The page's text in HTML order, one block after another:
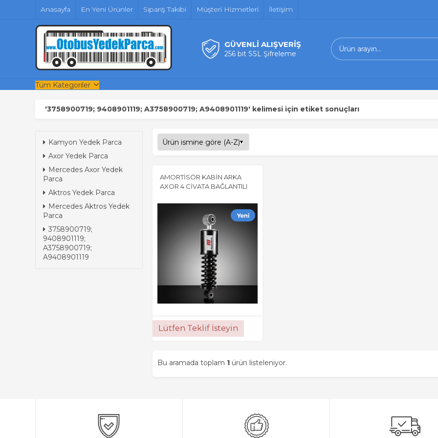
Anasayfa En Yeni Ürünler Sipariş Takibi Müşteri Hizmetleri İletişim
GÜVENLİ ALIŞVERİŞ
256 bit SSL Şifreleme
Tüm Kategoriler
'3758900719; 9408901119; A3758900719; A9408901119' kelimesi için etiket sonuçları
Kamyon Yedek Parca
Axor Yedek Parca
Mercedes Axor Yedek
Parca
Aktros Yedek Parca
Mercedes Aktros Yedek
Parca
3758900719;
9408901119;
A3758900719;
A9408901119
AMORTİSÖR KABİN ARKA
AXOR 4 CİVATA BAĞLANTILI
Lütfen Teklif İsteyin
Bu aramada toplam 1 ürün listeleniyor.